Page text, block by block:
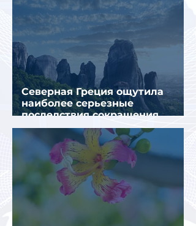
Северная Греция ощутила
наиболее серьезные
последствия сокращения
турпотока из России